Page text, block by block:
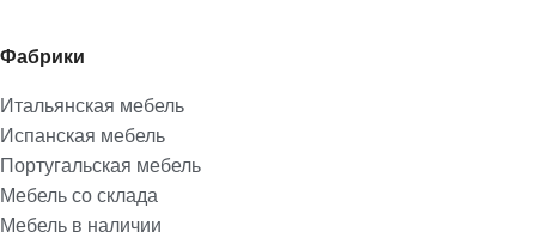
Фабрики
Итальянская мебель
Испанская мебель
Португальская мебель
Мебель со склада
Мебель в наличии